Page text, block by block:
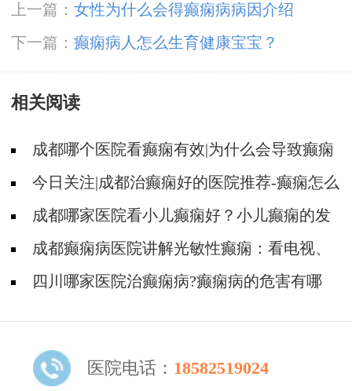
上一篇： 女性为什么会得癫痫病病因介绍
下一篇： 癫痫病人怎么生育健康宝宝？
相关阅读
成都哪个医院看癫痫有效|为什么会导致癫痫
病出现?
今日关注|成都治癫痫好的医院推荐-癫痫怎么
来的?成都哪家医院看小儿癫痫好？小儿癫痫的发
病诱因及家庭护理？
成都癫痫病医院讲解光敏性癫痫：看电视、
玩手机也能诱发?
四川哪家医院治癫痫病?癫痫病的危害有哪
医院电话： 18582519024